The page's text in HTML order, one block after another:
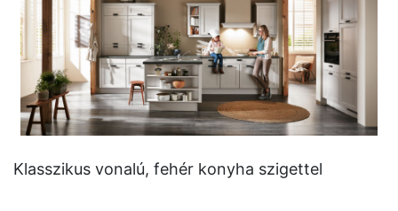
Klasszikus vonalú, fehér konyha szigettel